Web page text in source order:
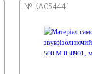
№ КА054441